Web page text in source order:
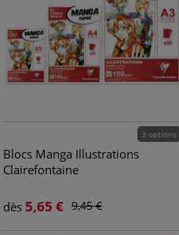
3 options
Blocs Manga Illustrations
Clairefontaine
dès 5,65 € 9,45€